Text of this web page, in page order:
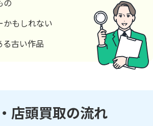
かもしれない
る古い作品
店頭買取の流れ